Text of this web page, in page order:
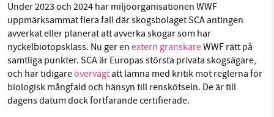
Under 2023 och 2024 har miljöorganisationen WWF
uppmärksammat flera fall där skogsbolaget SCA antingen
avverkat eller planerat att avverka skogar som har
nyckelbiotopsklass. Nu ger en extern granskareWWF rätt på
samtliga punkter. SCA är Europas största privata skogsägare,
och har tidigareövervägtatt lämna med kritik mot reglerna för
biologisk mångfald och hänsyn till renskötseln. De är till
dagens datum dock fortfarande certifierade.